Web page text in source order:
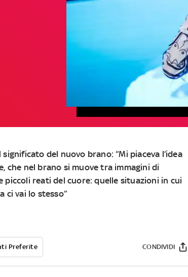
del nuovo brano: “Mi piaceva l’idea
che nel brano si muove tra immagini di
reati del cuore: quelle situazioni in cui
ci vai lo stesso”
Preferite CONDIVIDI